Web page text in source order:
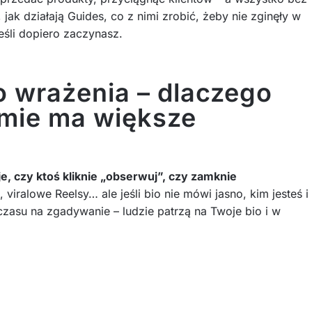
działają Guides, co z nimi zrobić, żeby nie zginęły w
dopiero zaczynasz.
wrażenia – dlaczego
ma większe
czy ktoś kliknie „obserwuj”, czy zamknie
Reelsy… ale jeśli bio nie mówi jasno, kim jesteś i
na zgadywanie – ludzie patrzą na Twoje bio i w